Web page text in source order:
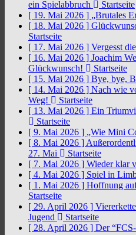
ein Spielabbruch
Startseite
[ 19. Mai 2026 ] „Brutales
[ 18. Mai 2026 ]
Startseite
[ 17. Mai 2026 ] Vergesst
[ 16. Mai 2026 ] Joachim
Glückwunsch!
Startseite
[ 15. Mai 2026 ] Bye, bye,
[ 14. Mai 2026 ] Nach wie
Weg!
Startseite
[ 13. Mai 2026 ] Ein
Startseite
[ 9. Mai 2026 ] „Wie Mini
[ 8. Mai 2026 ]
27. Mai
Startseite
[ 7. Mai 2026 ] Wieder klar
[ 4. Mai 2026 ] Spiel in
[ 1. Mai 2026 ] Hoffnung
Startseite
[ 29. April 2026 ]
Jugend
Startseite
[ 28. April 2026 ] Der